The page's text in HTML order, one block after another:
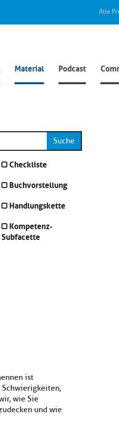
Alle
Material Podcast
Suche
Checkliste
Buchvorstellung
Handlungskette
Kompetenz-
Subfacette
ist
Schwierigkeiten,
wie Sie
und wie